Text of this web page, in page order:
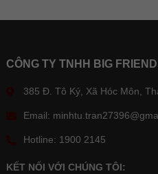
CÔNG TY TNHH BIG
385 Đ. Tô Ký, Xã Hóc Môn,
Email:
Hotline: 1900 2145
KẾT NỐI VỚI CHÚNG TÔI: